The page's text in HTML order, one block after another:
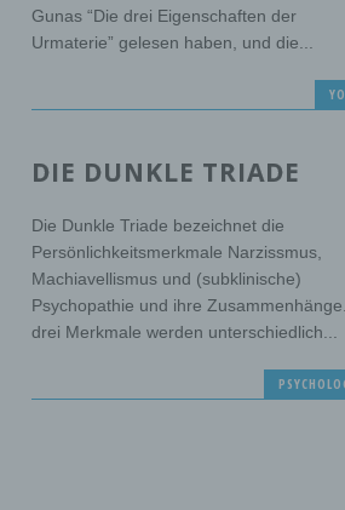
Gunas “Die drei Eigenschaften der
Urmaterie” gelesen haben, und die...
DIE DUNKLE TRIADE
Die Dunkle Triade bezeichnet die
Persönlichkeitsmerkmale Narzissmus,
Machiavellismus und (subklinische)
Psychopathie und ihre
drei Merkmale werden unterschiedlich...